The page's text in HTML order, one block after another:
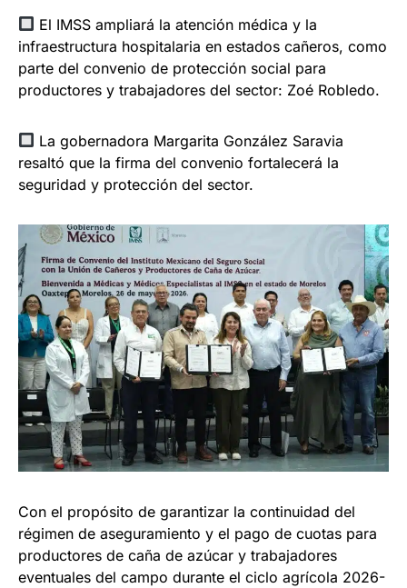
El IMSS ampliará la atención médica y la
infraestructura hospitalaria en estados cañeros, como
parte del convenio de protección social para
productores y trabajadores del sector: Zoé Robledo.
La gobernadora Margarita González Saravia
resaltó que la firma del convenio fortalecerá la
seguridad y protección del sector.
Con el propósito de garantizar la continuidad del
régimen de aseguramiento y el pago de cuotas para
productores de caña de azúcar y trabajadores
eventuales del campo durante el ciclo agrícola 2026-